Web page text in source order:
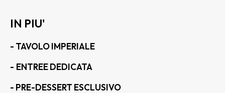
IN PIU'
- TAVOLO IMPERIALE
- ENTREE DEDICATA
- PRE-DESSERT ESCLUSIVO